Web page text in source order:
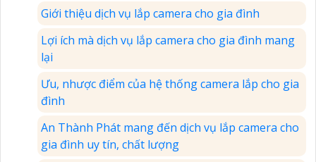
Giới thiệu dịch vụ lắp camera cho gia đình
Lợi ích mà dịch vụ lắp camera cho gia đình mang
lại
Ưu, nhược điểm của hệ thống camera lắp cho gia
đình
An Thành Phát mang đến dịch vụ lắp camera cho
gia đình uy tín, chất lượng